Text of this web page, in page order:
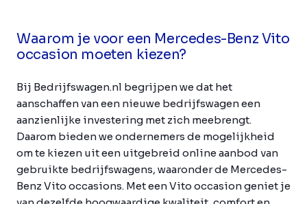
Waarom je voor een Mercedes-Benz Vito
occasion moeten kiezen?
Bij Bedrijfswagen.nl begrijpen we dat het
aanschaffen van een nieuwe bedrijfswagen een
aanzienlijke investering met zich meebrengt.
Daarom bieden we ondernemers de mogelijkheid
om te kiezen uit een uitgebreid online aanbod van
gebruikte bedrijfswagens, waaronder de Mercedes-
Benz Vito occasions. Met een Vito occasion geniet je